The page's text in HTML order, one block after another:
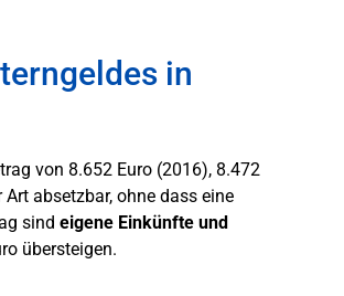
in
von 8.652 Euro (2016), 8.472
absetzbar, ohne dass eine
sind eigene Einkünfte und
übersteigen.